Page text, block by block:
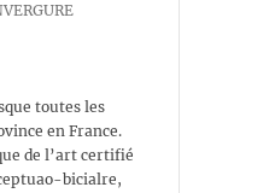
toutes les
en France.
de l’art certifié
bicialre,